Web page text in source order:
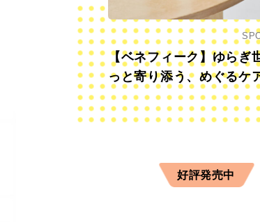
【ベネフィーク】ゆらぎ
っと寄り添う、めぐるケ
心も前向きに
好評発売中